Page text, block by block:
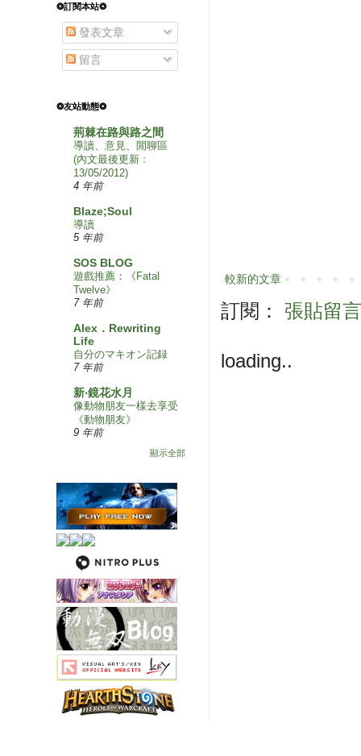
較新的文章
訂閱： 張貼留
loading..
❂訂閱本站❂
發表文章
留言
❂友站動態❂
荊棘在路與路之間
導讀、意見、閒聊區
(內文最後更新﹕
13/05/2012)
4 年前
Blaze;Soul
導讀
5 年前
SOS BLOG
遊戲推薦：《Fatal
Twelve》
7 年前
Alex．Rewriting
Life
自分のマキオン記録
7 年前
新‧鏡花水月
像動物朋友一樣去享受
《動物朋友》
9 年前
顯示全部